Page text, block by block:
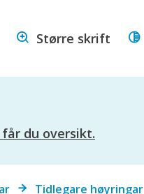
Større skrift
du oversikt.
Tidlegare høyringar